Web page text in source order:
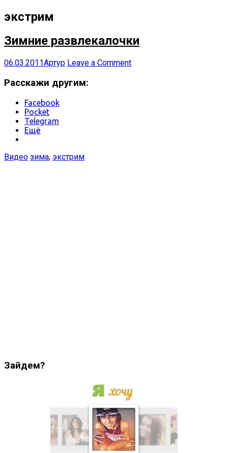
экстрим
Зимние развлекалочки
06.03.2011Артур Leave a Comment
Расскажи другим:
Facebook
Pocket
Telegram
Ещё
Видео зима, экстрим
Зайдем?